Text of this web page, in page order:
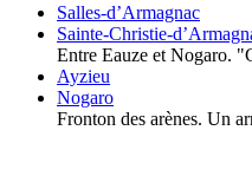
Salles-d’Armagnac
Sainte-Christie-
Entre Eauze et Nogaro.
Ayzieu
Nogaro
Fronton des arènes. Un